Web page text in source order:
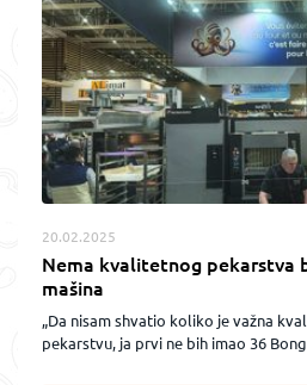
20.02.2025
Nema kvalitetnog pekarstva
mašina
„Da nisam shvatio koliko je važna
pekarstvu, ja prvi ne bih imao 36